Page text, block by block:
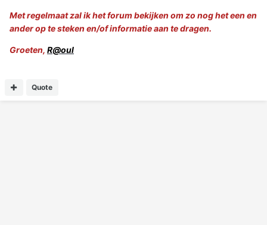
Met regelmaat zal ik het forum bekijken om zo nog het een en
ander op te steken en/of informatie aan te dragen.
Groeten, R@oul
Quote